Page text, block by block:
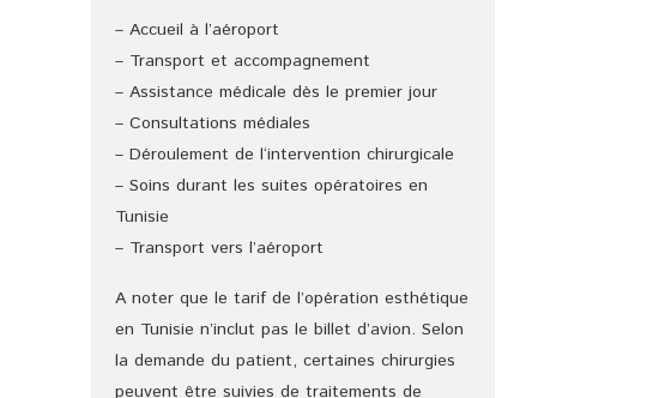
– Accueil à l’aéroport
– Transport et accompagnement
– Assistance médicale dès le premier jour
– Consultations médiales
– Déroulement de l‘intervention chirurgicale
– Soins durant les suites opératoires en
Tunisie
– Transport vers l’aéroport
A noter que le tarif de l’opération esthétique
en Tunisie n’inclut pas le billet d’avion. Selon
la demande du patient, certaines chirurgies
peuvent être suivies de traitements de